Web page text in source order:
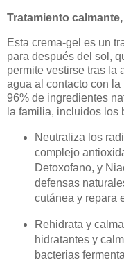
Tratamiento
Esta crema-gel es un
para después del sol,
permite vestirse tras la
agua al contacto con la
96% de ingredientes
la familia, incluidos los
Neutraliza los
complejo
Detoxofano, y
defensas
cutánea y repara
Rehidrata y
hidratantes y
bacterias